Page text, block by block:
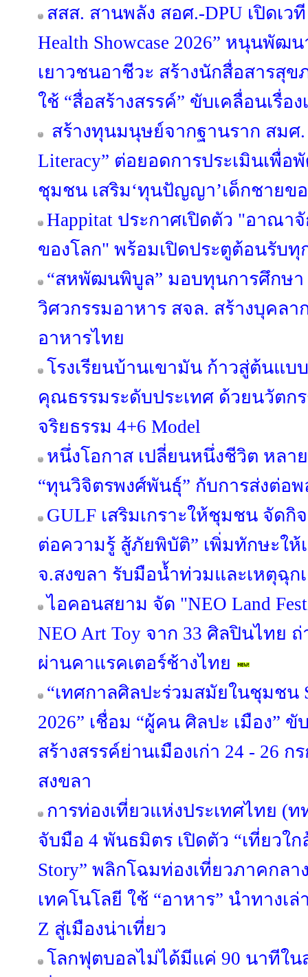
สสส. สานพลัง สอศ.-DPU เปิดเวที
Health Showcase 2026” หนุนพั
เยาวชนอาชีวะ สร้างนักสื่อสารสุ
ใช้ “สื่อสร้างสรรค์” ขับเคลื่อนเรื่อ
สร้างทุนมนุษย์จากฐานราก สมศ.
Literacy” ต่อยอดการประเมินเพื่
ชุมชน เสริม‘ทุนปัญญา’เด็กชายข
Happitat ประกาศเปิดตัว "อาณ
ของโลก" พร้อมเปิดประตูต้อนรับ
“สหพัฒนพิบูล” มอบทุนการศึกษ
วิศวกรรมอาหาร สจล. สร้างบุคล
อาหารไทย
โรงเรียนบ้านเขามัน ก้าวสู่ต้นแบบ
คุณธรรมระดับประเทศ ด้วยนวัต
จริยธรรม 4+6 Model
หนึ่งโอกาส เปลี่ยนหนึ่งชีวิต หลา
“ทุนวิจิตรพงศ์พันธุ์” กับการส่งต่อ
GULF เสริมเกราะให้ชุมชน จัดกิ
ต่อความรู้ สู้ภัยพิบัติ” เพิ่มทักษะให้
จ.สงขลา รับมือน้ำท่วมและเหตุฉุก
ไอคอนสยาม จัด "NEO Land
NEO Art Toy จาก 33 ศิลปินไทย
ผ่านคาแรคเตอร์ช้างไทย
“เทศกาลศิลปะร่วมสมัยในชุมชน
2026” เชื่อม “ผู้คน ศิลปะ เมือง” ขั
สร้างสรรค์ย่านเมืองเก่า 24 - 26
สงขลา
การท่องเที่ยวแห่งประเทศไทย (
จับมือ 4 พันธมิตร เปิดตัว “เที่ยวใก
Story” พลิกโฉมท่องเที่ยวภาคกลา
เทคโนโลยี ใช้ “อาหาร” นำทางเล่
Z สู่เมืองน่าเที่ยว
โลกฟุตบอลไม่ได้มีแค่ 90 นาทีใน